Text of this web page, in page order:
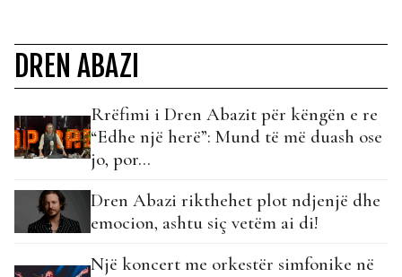
DREN ABAZI
Rrëfimi i Dren Abazit për këngën e re
“Edhe një herë”: Mund të më duash ose
jo, por…
Dren Abazi rikthehet plot ndjenjë dhe
emocion, ashtu siç vetëm ai di!
Një koncert me orkestër simfonike në